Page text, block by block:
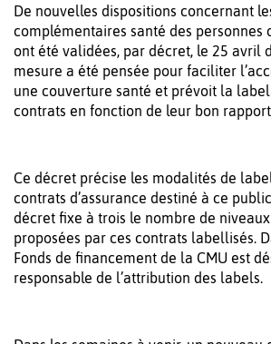
De nouvelles dispositions concernant
complémentaires santé des personnes
ont été validées, par décret, le 25 avril
mesure a été pensée pour faciliter
une couverture santé et prévoit la
contrats en fonction de leur bon
Ce décret précise les modalités de
contrats d’assurance destiné à ce
décret fixe à trois le nombre de
proposées par ces contrats labellisés.
Fonds de financement de la CMU est
responsable de l’attribution des labels.